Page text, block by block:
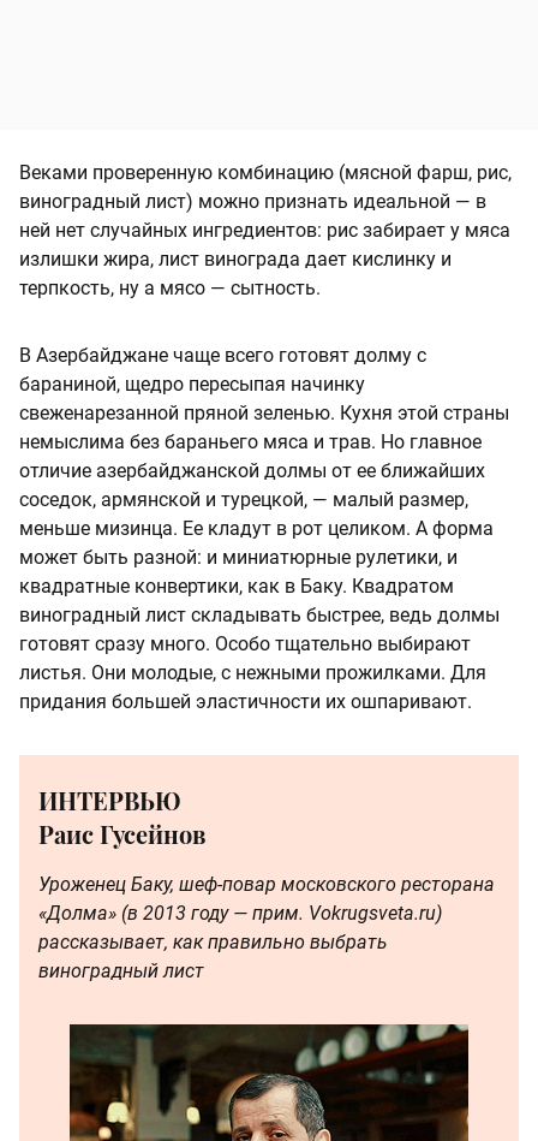
Веками проверенную комбинацию (мясной фарш, рис,
виноградный лист) можно признать идеальной — в
ней нет случайных ингредиентов: рис забирает у мяса
излишки жира, лист винограда дает кислинку и
терпкость, ну а мясо — сытность.
В Азербайджане чаще всего готовят долму с
бараниной, щедро пересыпая начинку
свеженарезанной пряной зеленью. Кухня этой страны
немыслима без бараньего мяса и трав. Но главное
отличие азербайджанской долмы от ее ближайших
соседок, армянской и турецкой, — малый размер,
меньше мизинца. Ее кладут в рот целиком. А форма
может быть разной: и миниатюрные рулетики, и
квадратные конвертики, как в Баку. Квадратом
виноградный лист складывать быстрее, ведь долмы
готовят сразу много. Особо тщательно выбирают
листья. Они молодые, с нежными прожилками. Для
придания большей эластичности их ошпаривают.
ИНТЕРВЬЮ
Раис Гусейнов
Уроженец Баку, шеф-повар московского ресторана
«Долма» (в 2013 году — прим. Vokrugsveta.ru)
рассказывает, как правильно выбрать
виноградный лист